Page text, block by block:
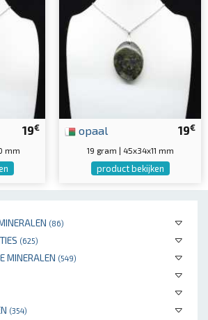
(86)
(625)
MINERALEN (549)
(354)
19€
mm
19€
opaal
19 gram | 45x34x11 mm
product bekijken